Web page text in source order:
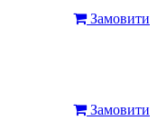
Замовити
Замовити